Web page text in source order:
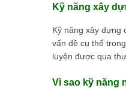
Kỹ năng xây
Kỹ năng xây dựng
vấn đề cụ thể
luyện được qua
Vì sao kỹ năng